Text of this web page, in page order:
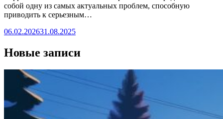
собой одну из самых актуальных проблем, способную
приводить к серьезным…
06.02.202631.08.2025
Новые записи